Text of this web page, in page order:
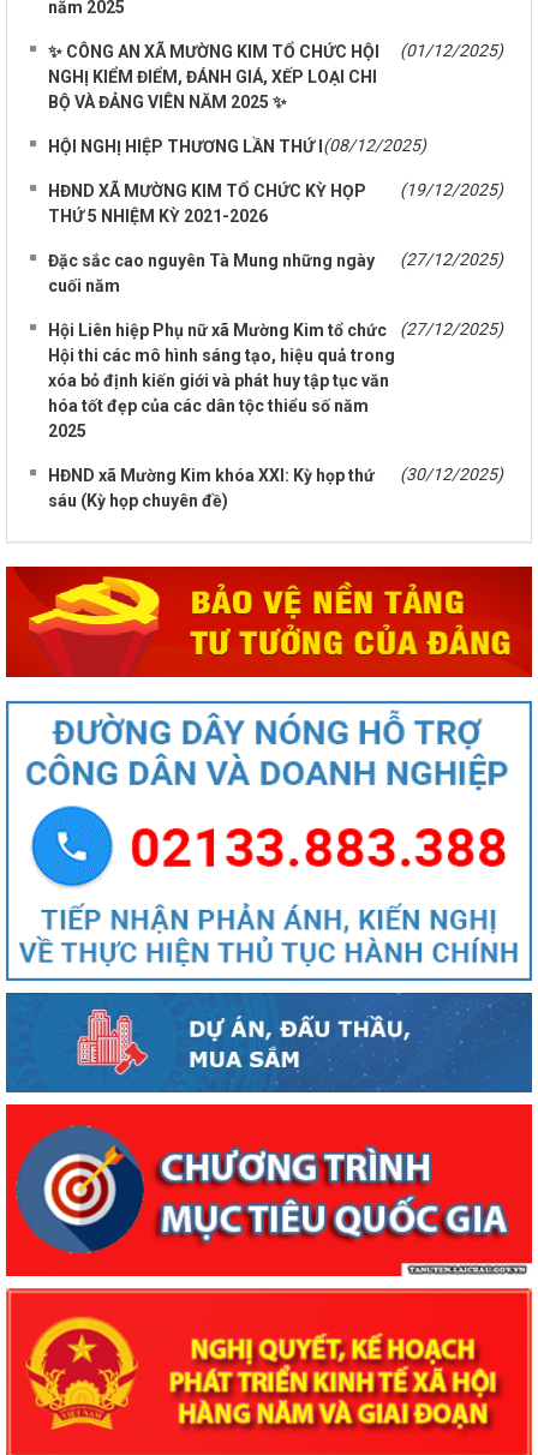
năm 2025
✨ CÔNG AN XÃ MƯỜNG KIM TỔ CHỨC HỘI
NGHỊ KIỂM ĐIỂM, ĐÁNH GIÁ, XẾP LOẠI CHI
BỘ VÀ ĐẢNG VIÊN NĂM 2025 ✨
(01/12/2025)
HỘI NGHỊ HIỆP THƯƠNG LẦN THỨ I (08/12/2025)
HĐND XÃ MƯỜNG KIM TỔ CHỨC KỲ HỌP
THỨ 5 NHIỆM KỲ 2021-2026
(19/12/2025)
Đặc sắc cao nguyên Tà Mung những ngày
cuối năm
(27/12/2025)
Hội Liên hiệp Phụ nữ xã Mường Kim tổ chức
Hội thi các mô hình sáng tạo, hiệu quả trong
xóa bỏ định kiến giới và phát huy tập tục văn
hóa tốt đẹp của các dân tộc thiểu số năm
2025
(27/12/2025)
HĐND xã Mường Kim khóa XXI: Kỳ họp thứ
sáu (Kỳ họp chuyên đề)
(30/12/2025)